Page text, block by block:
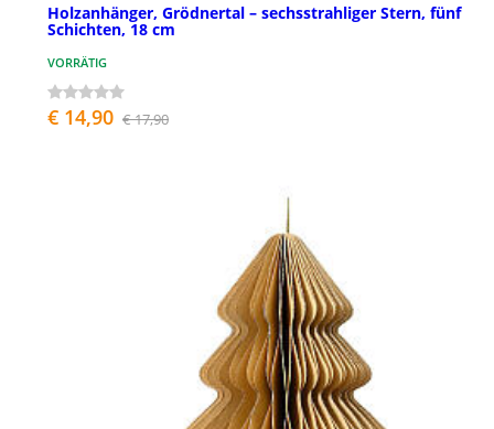
Holzanhänger, Grödnertal – sechsstrahliger Stern, fünf
Schichten, 18 cm
VORRÄTIG
€ 14,90 € 17,90